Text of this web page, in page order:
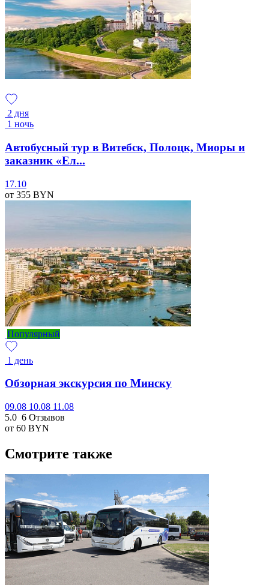
2 дня
1 ночь
Автобусный тур в Витебск, Полоцк, Миоры и
заказник «Ел...
17.10
от 355 BYN
Популярный
1 день
Обзорная экскурсия по Минску
09.08 10.08 11.08
5.0 6 Отзывов
от 60 BYN
Смотрите также